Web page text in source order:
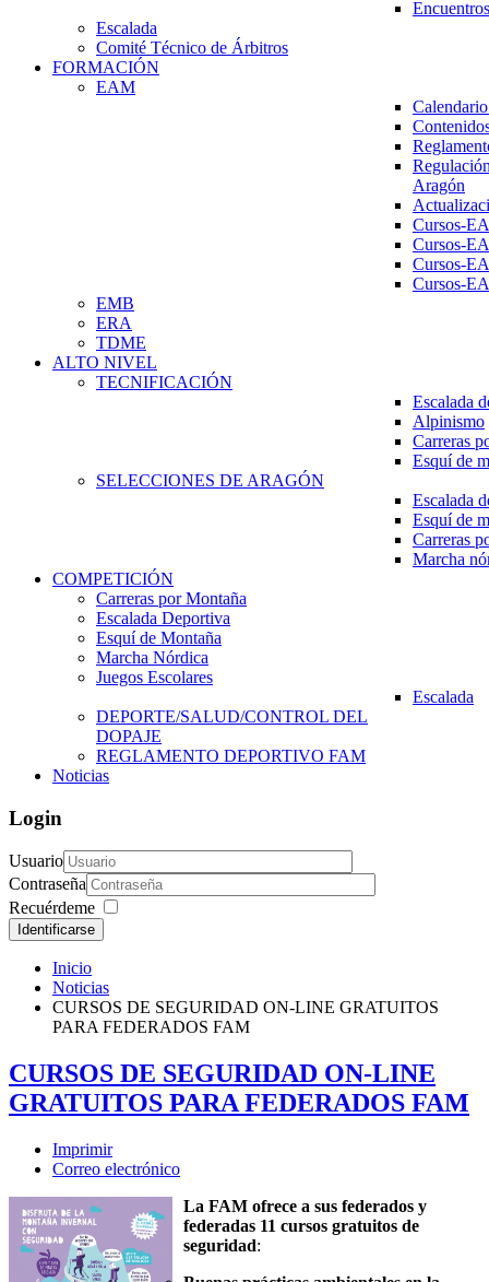
Escalada
Comité Técnico de Árbitros
FORMACIÓN
EAM
Aragón
Cursos-
Cursos-
Cursos-
Cursos-
EMB
ERA
TDME
ALTO NIVEL
TECNIFICACIÓN
Escalada
Alpinismo
Carreras
Esquí de
SELECCIONES DE ARAGÓN
Escalada
Esquí de
Carreras
Marcha
COMPETICIÓN
Carreras por Montaña
Escalada Deportiva
Esquí de Montaña
Marcha Nórdica
Juegos Escolares
Escalada
DEPORTE/SALUD/CONTROL DEL
DOPAJE
REGLAMENTO DEPORTIVO FAM
Noticias
Login
Usuario
Contraseña
Recuérdeme
Identificarse
Inicio
Noticias
CURSOS DE SEGURIDAD ON-LINE GRATUITOS
PARA FEDERADOS FAM
CURSOS DE SEGURIDAD ON-LINE
GRATUITOS PARA FEDERADOS FAM
Imprimir
Correo electrónico
La FAM ofrece a sus federados y
federadas 11 cursos gratuitos de
seguridad: